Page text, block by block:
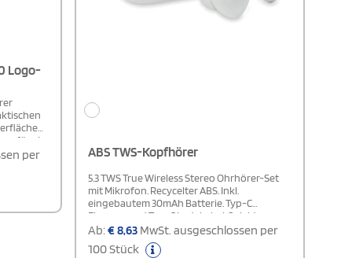
Logo-
für ein
5.0
und
per
ABS TWS-Kopfhörer
5.3 TWS True Wireless Stereo Ohrhörer-Set
mit Mikrofon. Recycelter ABS. Inkl.
eingebautem 30mAh Batterie. Typ-C
Eingang und Typ-C Ladekabel. Spieldauer ca.
3 Stunden. Automatische Kopplung.
Ladebox mit 180 mAh Batterie.
Ab:€8,63MwSt. ausgeschlossen per
100 Stück